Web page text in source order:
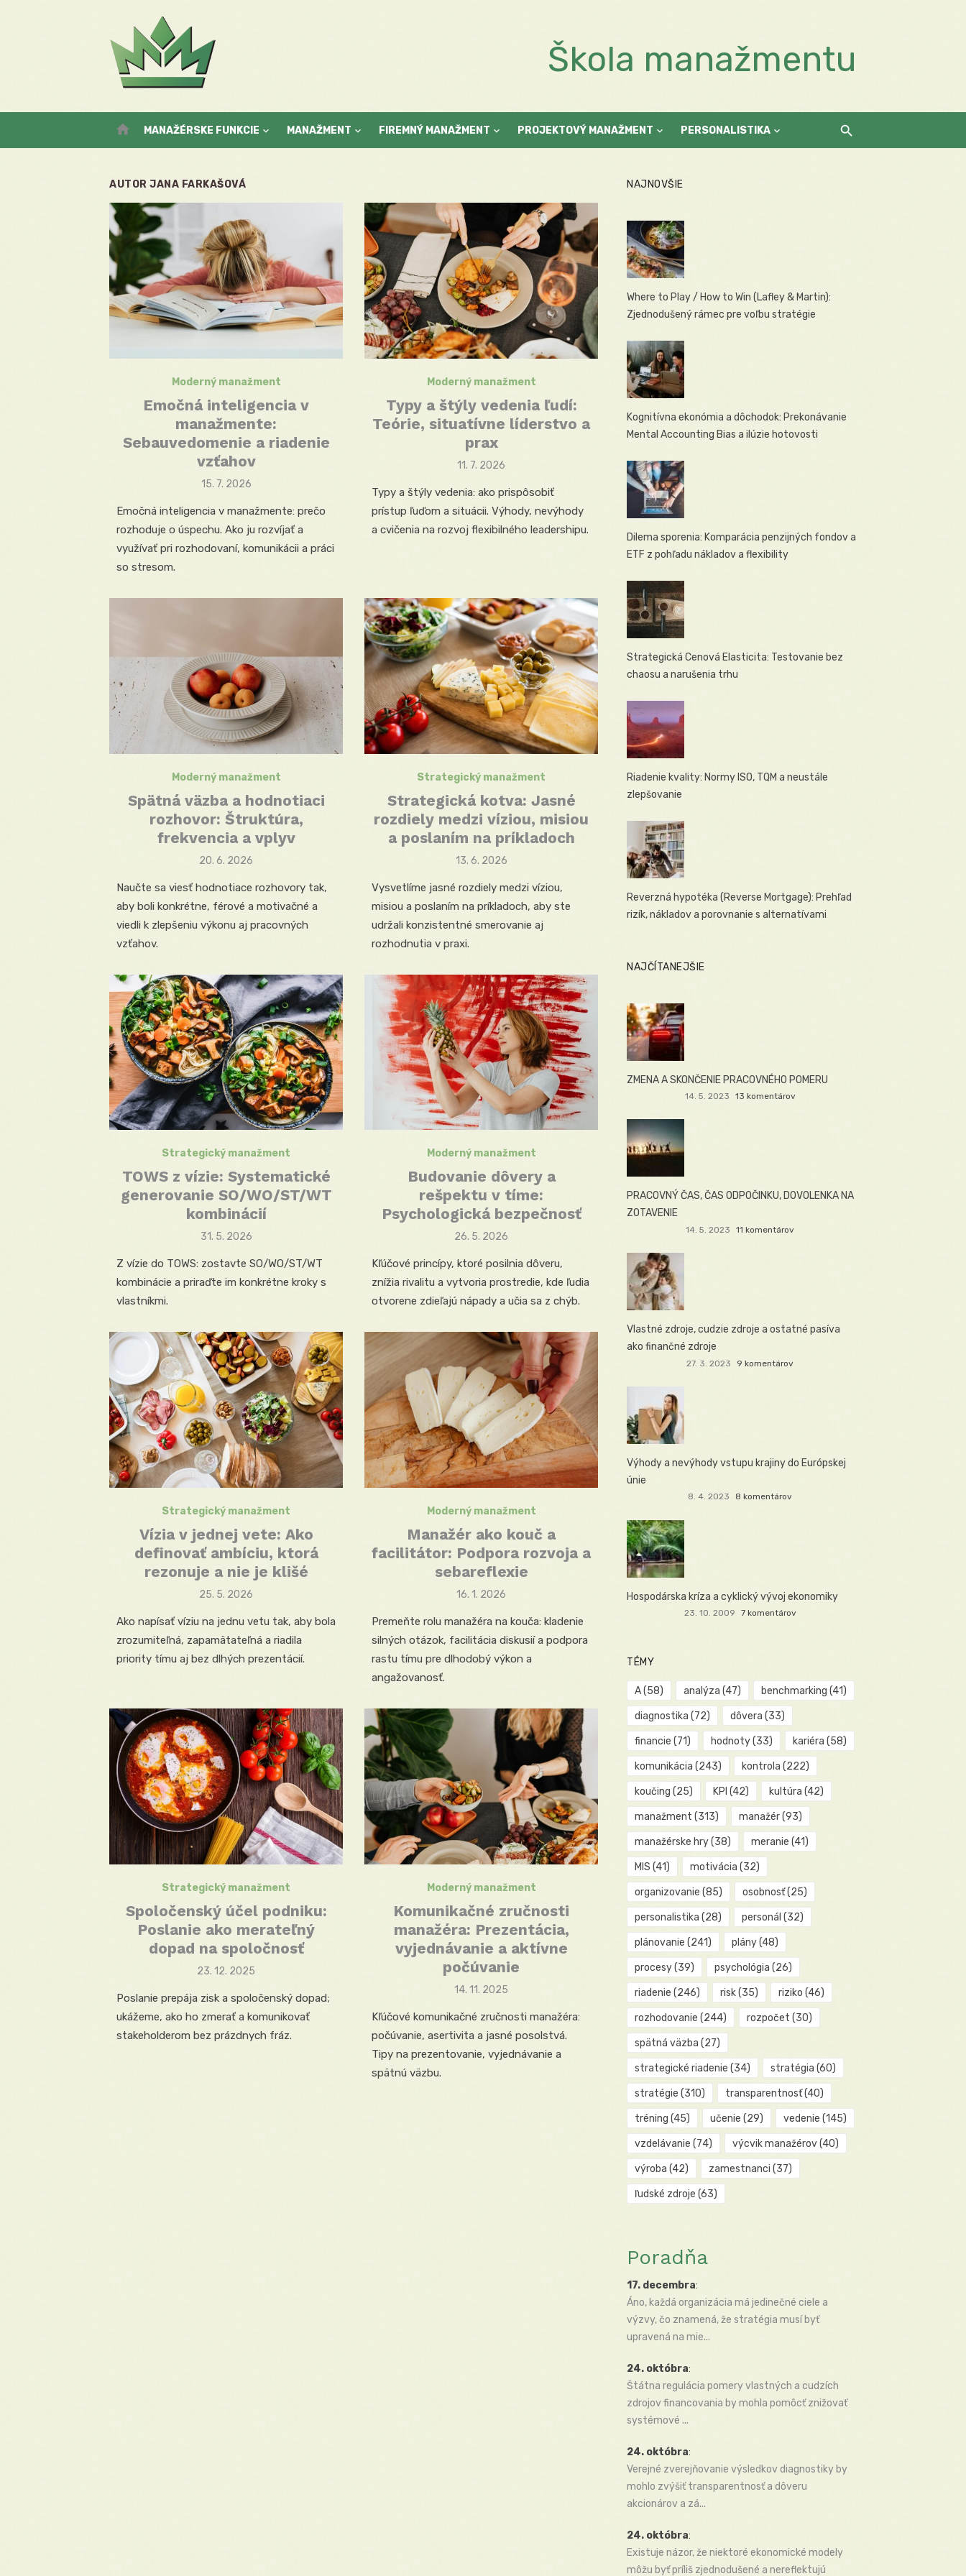
Škola manažmentu
home MANAŽÉRSKE FUNKCIE MANAŽMENT FIREMNÝ MANAŽMENT PROJEKTOVÝ MANAŽMENT PERSONALISTIKA
AUTOR JANA FARKAŠOVÁ
Moderný manažment
Emočná inteligencia v
manažmente:
Sebauvedomenie a riadenie
vzťahov
Posted
15. 7. 2026
Emočná inteligencia v manažmente: prečo
rozhoduje o úspechu. Ako ju rozvíjať a
využívať pri rozhodovaní, komunikácii a práci
so stresom.
Moderný manažment
Typy a štýly vedenia ľudí:
Teórie, situatívne líderstvo a
prax
Posted
11. 7. 2026
Typy a štýly vedenia: ako prispôsobiť
prístup ľuďom a situácii. Výhody, nevýhody
a cvičenia na rozvoj flexibilného leadershipu.
Moderný manažment
Spätná väzba a hodnotiaci
rozhovor: Štruktúra,
frekvencia a vplyv
Posted
20. 6. 2026
Naučte sa viesť hodnotiace rozhovory tak,
aby boli konkrétne, férové a motivačné a
viedli k zlepšeniu výkonu aj pracovných
vzťahov.
Strategický manažment
Strategická kotva: Jasné
rozdiely medzi víziou, misiou
a poslaním na príkladoch
Posted
13. 6. 2026
Vysvetlíme jasné rozdiely medzi víziou,
misiou a poslaním na príkladoch, aby ste
udržali konzistentné smerovanie aj
rozhodnutia v praxi.
Strategický manažment
TOWS z vízie: Systematické
generovanie SO/WO/ST/WT
kombinácií
Posted
31. 5. 2026
Z vízie do TOWS: zostavte SO/WO/ST/WT
kombinácie a priraďte im konkrétne kroky s
vlastníkmi.
Moderný manažment
Budovanie dôvery a
rešpektu v tíme:
Psychologická bezpečnosť
Posted
26. 5. 2026
Kľúčové princípy, ktoré posilnia dôveru,
znížia rivalitu a vytvoria prostredie, kde ľudia
otvorene zdieľajú nápady a učia sa z chýb.
Strategický manažment
Vízia v jednej vete: Ako
definovať ambíciu, ktorá
rezonuje a nie je klišé
Posted
25. 5. 2026
Ako napísať víziu na jednu vetu tak, aby bola
zrozumiteľná, zapamätateľná a riadila
priority tímu aj bez dlhých prezentácií.
Moderný manažment
Manažér ako kouč a
facilitátor: Podpora rozvoja a
sebareflexie
Posted
16. 1. 2026
Premeňte rolu manažéra na kouča: kladenie
silných otázok, facilitácia diskusií a podpora
rastu tímu pre dlhodobý výkon a
angažovanosť.
Strategický manažment
Spoločenský účel podniku:
Poslanie ako merateľný
dopad na spoločnosť
Posted
23. 12. 2025
Poslanie prepája zisk a spoločenský dopad;
ukážeme, ako ho zmerať a komunikovať
stakeholderom bez prázdnych fráz.
Moderný manažment
Komunikačné zručnosti
manažéra: Prezentácia,
vyjednávanie a aktívne
počúvanie
Posted
14. 11. 2025
Kľúčové komunikačné zručnosti manažéra:
počúvanie, asertivita a jasné posolstvá.
Tipy na prezentovanie, vyjednávanie a
spätnú väzbu.
NAJNOVŠIE
Where to Play / How to Win (Lafley & Martin):
Zjednodušený rámec pre voľbu stratégie
Kognitívna ekonómia a dôchodok: Prekonávanie
Mental Accounting Bias a ilúzie hotovosti
Dilema sporenia: Komparácia penzijných fondov a
ETF z pohľadu nákladov a flexibility
Strategická Cenová Elasticita: Testovanie bez
chaosu a narušenia trhu
Riadenie kvality: Normy ISO, TQM a neustále
zlepšovanie
Reverzná hypotéka (Reverse Mortgage): Prehľad
rizík, nákladov a porovnanie s alternatívami
NAJČÍTANEJŠIE
ZMENA A SKONČENIE PRACOVNÉHO POMERU
14. 5. 2023 13 komentárov
PRACOVNÝ ČAS, ČAS ODPOČINKU, DOVOLENKA NA
ZOTAVENIE
14. 5. 2023 11 komentárov
Vlastné zdroje, cudzie zdroje a ostatné pasíva
ako finančné zdroje
27. 3. 2023 9 komentárov
Výhody a nevýhody vstupu krajiny do Európskej
únie
8. 4. 2023 8 komentárov
Hospodárska kríza a cyklický vývoj ekonomiky
23. 10. 2009 7 komentárov
TÉMY
A(58) analýza (47) benchmarking (41)
diagnostika (72) dôvera (33)
financie (71) hodnoty(33) kariéra (58)
komunikácia (243) kontrola (222)
koučing (25) KPI (42) kultúra (42)
manažment (313) manažér(93)
manažérske hry(38) meranie (41)
MIS (41) motivácia (32)
organizovanie (85) osobnosť(25)
personalistika (28) personál (32)
plánovanie (241) plány(48)
procesy(39) psychológia (26)
riadenie (246) risk(35) riziko (46)
rozhodovanie (244) rozpočet (30)
spätná väzba (27)
strategické riadenie (34) stratégia (60)
stratégie (310) transparentnosť(40)
tréning (45) učenie (29) vedenie (145)
vzdelávanie (74) výcvik manažérov(40)
výroba (42) zamestnanci (37)
ľudské zdroje (63)
Poradňa
17. decembra:
Áno, každá organizácia má jedinečné ciele a
výzvy, čo znamená, že stratégia musí byť
upravená na mie...
24. októbra:
Štátna regulácia pomery vlastných a cudzích
zdrojov financovania by mohla pomôcť znižovať
systémové ...
24. októbra:
Verejné zverejňovanie výsledkov diagnostiky by
mohlo zvýšiť transparentnosť a dôveru
akcionárov a zá...
24. októbra:
Existuje názor, že niektoré ekonomické modely
môžu byť príliš zjednodušené a nereflektujú